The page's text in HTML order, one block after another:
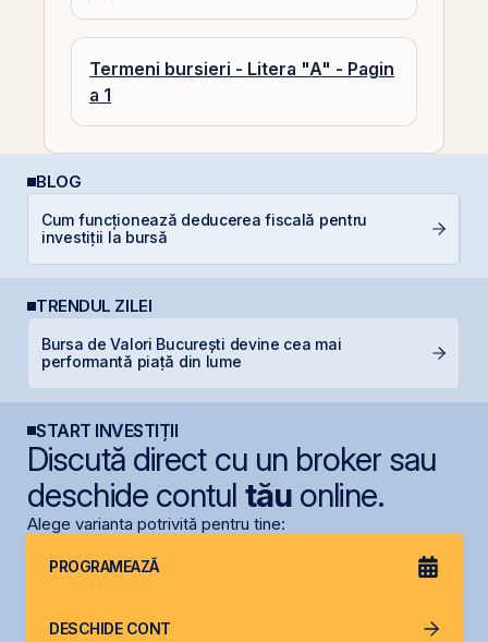
Termeni bursieri - Litera "A" - Pagin
a 1
BLOG
Cum funcționează deducerea fiscală pentru
investiții la bursă
TRENDUL ZILEI
Bursa de Valori București devine cea mai
performantă piață din lume
START INVESTIȚII
Discută direct cu un broker sau
deschide contul tăuonline.
Alege varianta potrivită pentru tine:
PROGRAMEAZĂ
DESCHIDE CONT